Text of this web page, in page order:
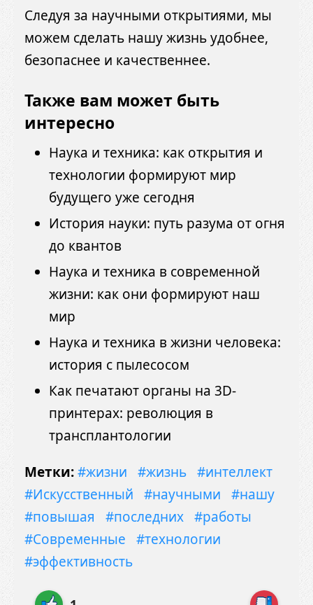
Следуя за научными открытиями, мы
можем сделать нашу жизнь удобнее,
безопаснее и качественнее.
Также вам может быть
интересно
Наука и техника: как открытия и
технологии формируют мир
будущего уже сегодня
История науки: путь разума от огня
до квантов
Наука и техника в современной
жизни: как они формируют наш
мир
Наука и техника в жизни человека:
история с пылесосом
Как печатают органы на 3D-
принтерах: революция в
трансплантологии
Метки:#жизни #жизнь #интеллект
#Искусственный
#научными
#нашу
#повышая
#последних #работы
#Современные
#технологии
#эффективность